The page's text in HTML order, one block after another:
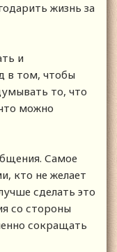
жизнь за
и
в том, чтобы
то, что
можно
Самое
кто не желает
сделать это
со стороны
сокращать